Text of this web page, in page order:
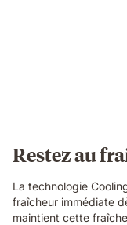
Restez au
La technologie
fraîcheur immédiate
maintient cette